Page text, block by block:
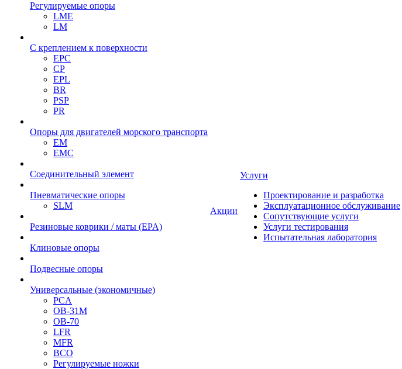
Регулируемые опоры
LME
LM
С креплением к поверхности
EPC
CP
EPL
BR
PSP
PR
Опоры для двигателей морского транспорта
EM
EMC
Cоединительный элемент
Пневматические опоры
SLM
Резиновые коврики / маты (EPA)
Клиновые опоры
Подвесные опоры
Универсальные (экономичные)
PCA
ОВ-31М
OB-70
LFR
MFR
ВСО
Регулируемые ножки
Акции
Услуги
Проектирование и разработка
Эксплуатационное обслуживание
Сопутствующие услуги
Услуги тестирования
Испытательная лаборатория